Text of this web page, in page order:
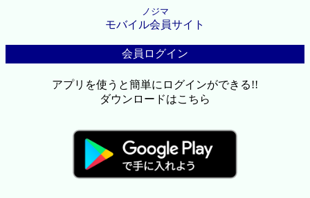
ノジマ
モバイル会員サイト
会員ログイン
アプリを使うと簡単にログインができる!!
ダウンロードはこちら